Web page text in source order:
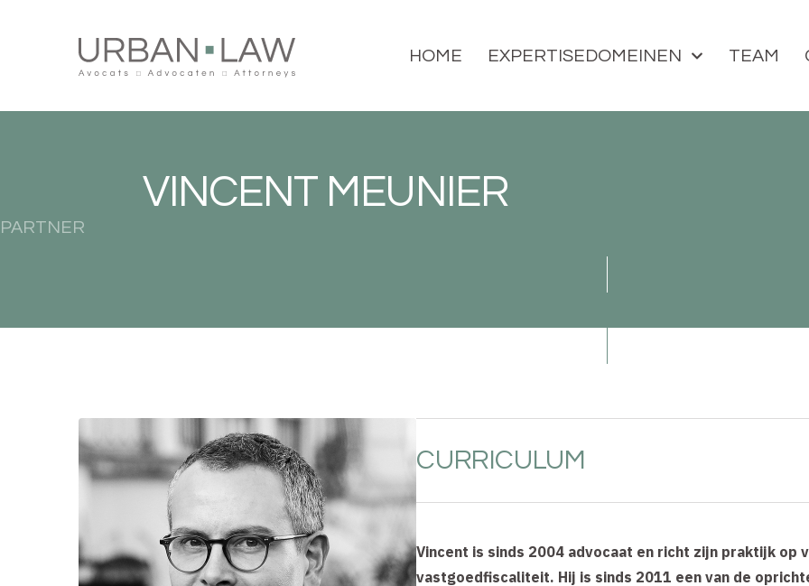
HOME EXPERTISEDOMEINEN TEAM
VINCENT MEUNIER
PARTNER
CURRICULUM
Vincent is sinds 2004 advocaat en richt zijn praktijk op
vastgoedfiscaliteit. Hij is sinds 2011 een van de